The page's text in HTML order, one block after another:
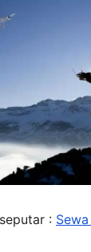
: